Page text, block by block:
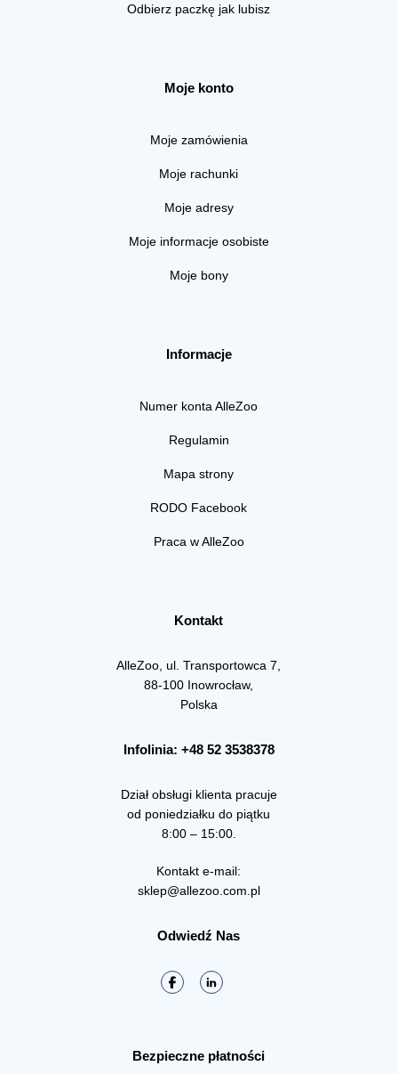
Odbierz paczkę jak lubisz
Moje konto
Moje zamówienia
Moje rachunki
Moje adresy
Moje informacje osobiste
Moje bony
Informacje
Numer konta AlleZoo
Regulamin
Mapa strony
RODO Facebook
Praca w AlleZoo
Kontakt
AlleZoo, ul. Transportowca 7,
88-100 Inowrocław,
Polska
Infolinia: +48 52 3538378
Dział obsługi klienta pracuje
od poniedziałku do piątku
8:00 – 15:00.
Kontakt e-mail:
sklep@allezoo.com.pl
Odwiedź Nas
Bezpieczne płatności